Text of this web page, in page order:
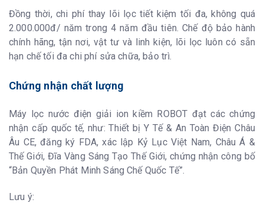
Đồng thời, chi phí thay lõi lọc tiết kiệm tối đa, không quá
2.000.000đ/ năm trong 4 năm đầu tiên. Chế độ bảo hành
chính hãng, tận nơi, vật tư và linh kiện, lõi lọc luôn có sẵn
hạn chế tối đa chi phí sửa chữa, bảo trì.
Chứng nhận chất lượng
Máy lọc nước điện giải ion kiềm ROBOT đạt các chứng
nhận cấp quốc tế, như: Thiết bị Y Tế & An Toàn Điện Châu
Âu CE, đăng ký FDA, xác lập Kỷ Lục Việt Nam, Châu Á &
Thế Giới, Đĩa Vàng Sáng Tạo Thế Giới, chứng nhận công bố
“Bản Quyền Phát Minh Sáng Chế Quốc Tế”.
Lưu ý: